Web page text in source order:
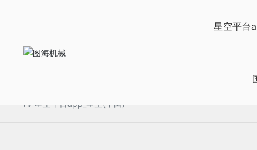
星空平台app_星空(中国)
星空平台
星空平台app_星空(中国)